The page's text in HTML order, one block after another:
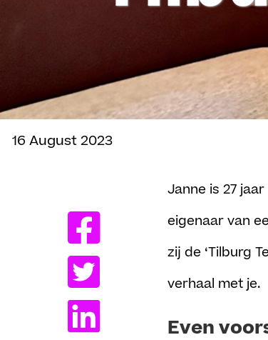
16 August 2023
Janne is 27
eigenaar van
zij de ‘Tilburg
verhaal met je.
Even